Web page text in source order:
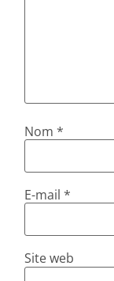
Nom*
E-mail*
Site web